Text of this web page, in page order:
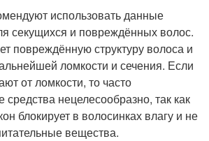
использовать данные
секущихся и повреждённых волос.
повреждённую структуру волоса и
ломкости и сечения. Если
от ломкости, то часто
средства нецелесообразно, так как
блокирует в волосинках влагу и не
вещества.